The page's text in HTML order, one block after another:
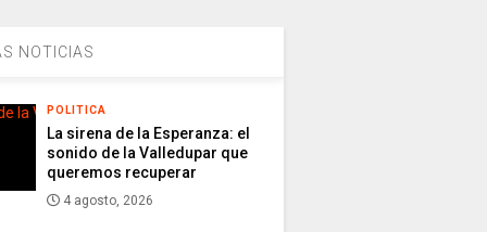
NOTICIAS
POLITICA
La sirena de la Esperanza: el
sonido de la Valledupar que
queremos recuperar
4 agosto, 2026